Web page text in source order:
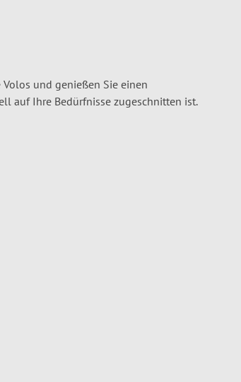
und genießen Sie einen
auf Ihre Bedürfnisse zugeschnitten ist.